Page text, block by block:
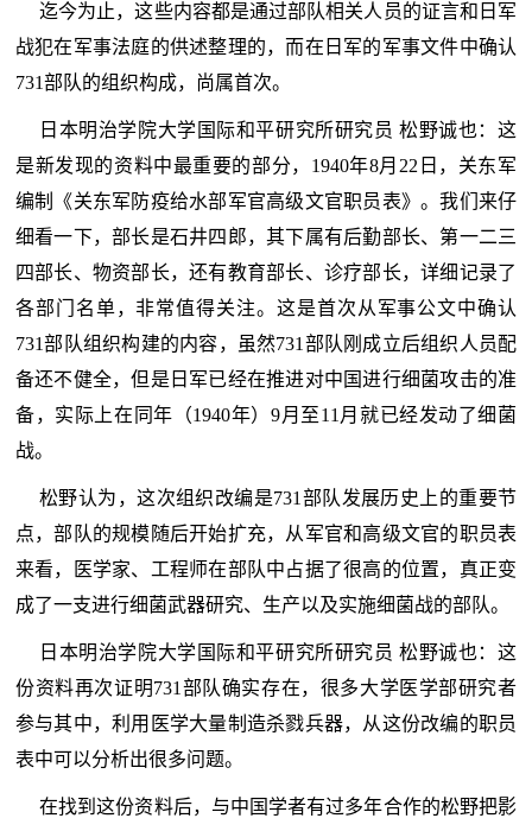
迄今为止，这些内容都是通过部队相关人员的证言和日军
战犯在军事法庭的供述整理的，而在日军的军事文件中确认
731部队的组织构成，尚属首次。
日本明治学院大学国际和平研究所研究员 松野诚也：这
是新发现的资料中最重要的部分，1940年8月22日，关东军
编制《关东军防疫给水部军官高级文官职员表》。我们来仔
细看一下，部长是石井四郎，其下属有后勤部长、第一二三
四部长、物资部长，还有教育部长、诊疗部长，详细记录了
各部门名单，非常值得关注。这是首次从军事公文中确认
731部队组织构建的内容，虽然731部队刚成立后组织人员配
备还不健全，但是日军已经在推进对中国进行细菌攻击的准
备，实际上在同年（1940年）9月至11月就已经发动了细菌
战。
松野认为，这次组织改编是731部队发展历史上的重要节
点，部队的规模随后开始扩充，从军官和高级文官的职员表
来看，医学家、工程师在部队中占据了很高的位置，真正变
成了一支进行细菌武器研究、生产以及实施细菌战的部队。
日本明治学院大学国际和平研究所研究员 松野诚也：这
份资料再次证明731部队确实存在，很多大学医学部研究者
参与其中，利用医学大量制造杀戮兵器，从这份改编的职员
表中可以分析出很多问题。
在找到这份资料后，与中国学者有过多年合作的松野把影